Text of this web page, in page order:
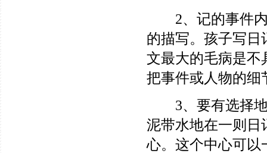
2、记的事件内
的描写。孩子写日
文最大的毛病是不
把事件或人物的细
3、要有选择地
泥带水地在一则日
心。这个中心可以